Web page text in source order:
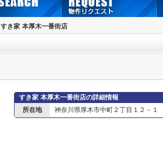
すき家 本厚木一番街店
すき家 本厚木一番街店の詳細情報
所在地
神奈川県厚木市中町２丁目１２－１